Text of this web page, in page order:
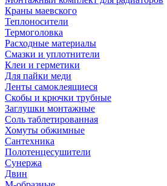
Краны маевского
Теплоносители
Термоголовка
Расходные материалы
Смазки и уплотнители
Клеи и герметики
Для пайки меди
Ленты самоклеящиеся
Скобы и крючки трубные
Заглушки монтажные
Соль таблетированная
Хомуты обжимные
Сантехника
Полотенцесушители
Сунержа
Двин